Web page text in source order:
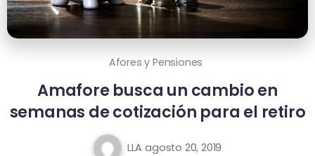
Afores y Pensiones
Amafore busca un cambio en
semanas de cotización para el retiro
LLA agosto 20, 2019